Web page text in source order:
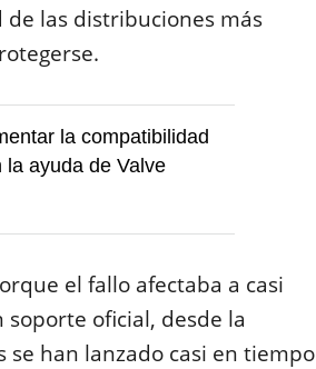
las distribuciones más
la compatibilidad
ayuda de Valve
el fallo afectaba a casi
oficial, desde la
se han lanzado casi en tiempo